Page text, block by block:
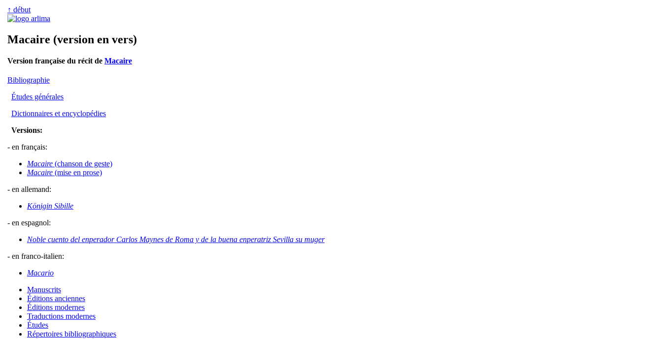
↑ début
Macaire (version en vers)
Version française du récit de Macaire
Bibliographie
Études générales
Dictionnaires et encyclopédies
Versions:
- en français:
Macaire (chanson de geste)
Macaire (mise en prose)
- en allemand:
Königin Sibille
- en espagnol:
Noble cuento del enperador Carlos Maynes de Roma y de la buena enperatriz Sevilla su muger
- en franco-italien:
Macario
Manuscrits
Éditions anciennes
Éditions modernes
Traductions modernes
Études
Répertoires bibliographiques